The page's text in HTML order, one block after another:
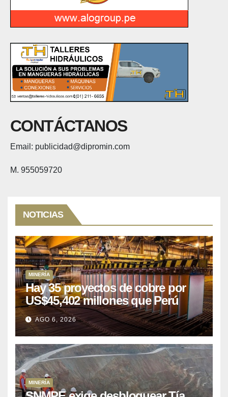
CONTÁCTANOS
Email: publicidad@dipromin.com
M. 955059720
NOTICIAS
MINERÍA
Hay 35 proyectos de cobre por
US$45,402 millones que Perú
puede aprovechar
AGO 6, 2026
MINERÍA